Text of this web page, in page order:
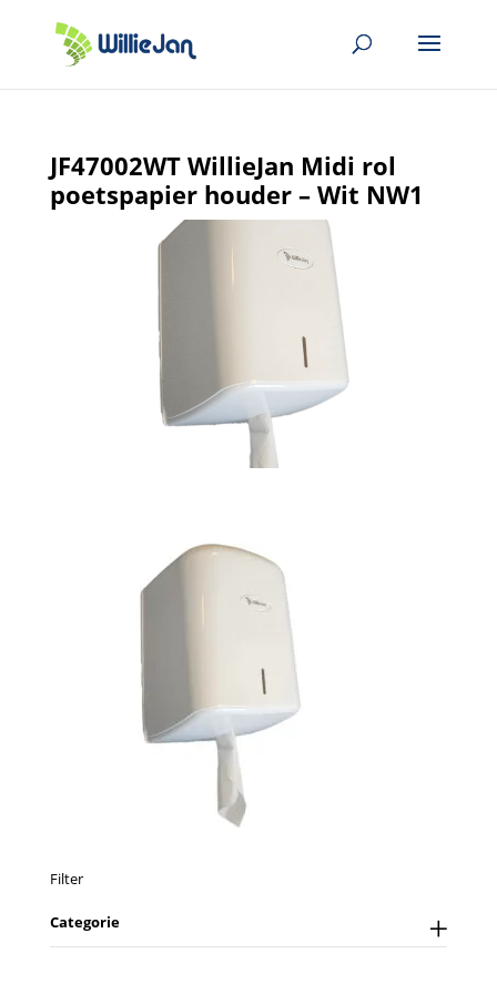
JF47002WT WillieJan Midi rol
poetspapier houder – Wit NW1
Filter
Categorie